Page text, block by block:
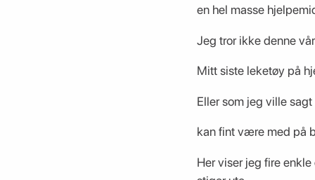
en hel masse
Jeg tror ikke denne
Mitt siste leketøy på
Eller som jeg ville
kan fint være med på
Her viser jeg fire